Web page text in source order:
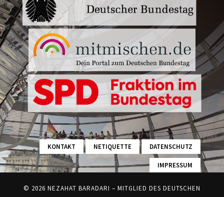
KONTAKT NETIQUETTE DATENSCHUTZ
IMPRESSUM
© 2026 NEZAHAT BARADARI – MITGLIED DES DEUTSCHEN